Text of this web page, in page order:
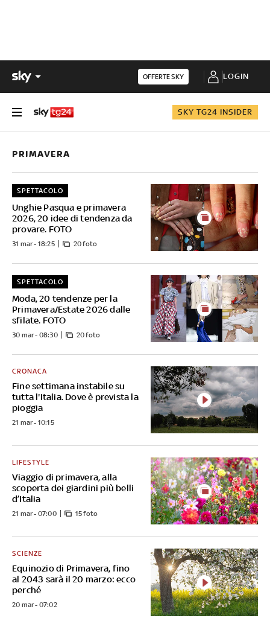
OFFERTE SKY LOGIN
SKY TG24 INSIDER
PRIMAVERA
Unghie Pasqua e primavera
2026, 20 idee di tendenza da
provare. FOTO
SPETTACOLO
31 mar - 18:25 20 foto
Moda, 20 tendenze per la
Primavera/Estate 2026 dalle
sfilate. FOTO
SPETTACOLO
30 mar - 08:30 20 foto
Fine settimana instabile su
tutta l'Italia. Dove è prevista la
pioggia
CRONACA
21 mar - 10:15
Viaggio di primavera, alla
scoperta dei giardini più belli
d’Italia
LIFESTYLE
21 mar - 07:00 15 foto
Equinozio di Primavera, fino
al 2043 sarà il 20 marzo: ecco
perché
SCIENZE
20 mar - 07:02